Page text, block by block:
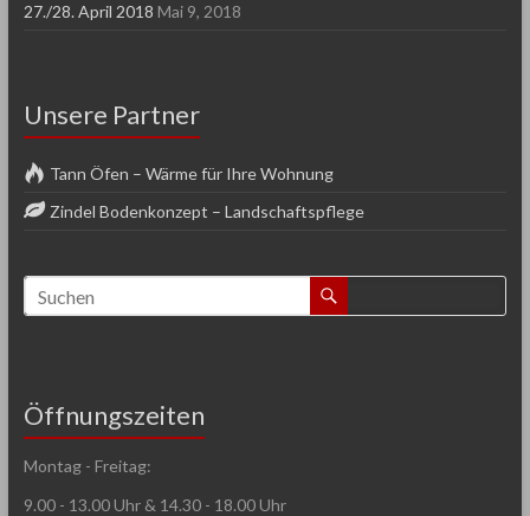
27./28. April 2018 Mai 9, 2018
Unsere Partner
Tann Öfen – Wärme für Ihre Wohnung
Zindel Bodenkonzept – Landschaftspflege
Öffnungszeiten
Montag - Freitag:
9.00 - 13.00 Uhr & 14.30 - 18.00 Uhr